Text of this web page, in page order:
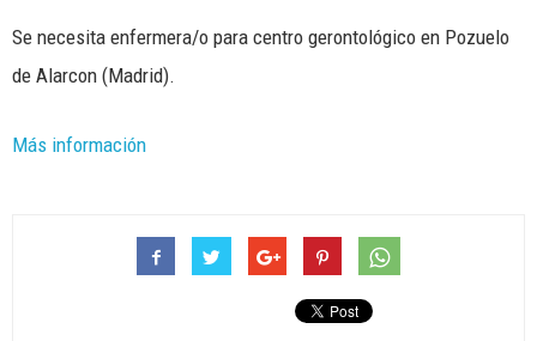
Se necesita enfermera/o para centro gerontológico en Pozuelo
de Alarcon (Madrid).
Más información